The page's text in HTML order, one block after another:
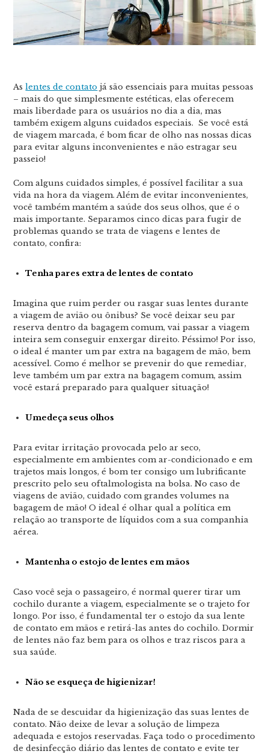
Aslentes de contato já são essenciais para muitas pessoas
– mais do que simplesmente estéticas, elas oferecem
mais liberdade para os usuários no dia a dia, mas
também exigem alguns cuidados especiais. Se você está
de viagem marcada, é bom ficar de olho nas nossas dicas
para evitar alguns inconvenientes e não estragar seu
passeio!
Com alguns cuidados simples, é possível facilitar a sua
vida na hora da viagem. Além de evitar inconvenientes,
você também mantém a saúde dos seus olhos, que é o
mais importante. Separamos cinco dicas para fugir de
problemas quando se trata de viagens e lentes de
contato, confira:
Tenha pares extra de lentes de contato
Imagina que ruim perder ou rasgar suas lentes durante
a viagem de avião ou ônibus? Se você deixar seu par
reserva dentro da bagagem comum, vai passar a viagem
inteira sem conseguir enxergar direito. Péssimo! Por isso,
o ideal é manter um par extra na bagagem de mão, bem
acessível. Como é melhor se prevenir do que remediar,
leve também um par extra na bagagem comum, assim
você estará preparado para qualquer situação!
Umedeça seus olhos
Para evitar irritação provocada pelo ar seco,
especialmente em ambientes com ar-condicionado e em
trajetos mais longos, é bom ter consigo um lubrificante
prescrito pelo seu oftalmologista na bolsa. No caso de
viagens de avião, cuidado com grandes volumes na
bagagem de mão! O ideal é olhar qual a política em
relação ao transporte de líquidos com a sua companhia
aérea.
Mantenha o estojo de lentes em mãos
Caso você seja o passageiro, é normal querer tirar um
cochilo durante a viagem, especialmente se o trajeto for
longo. Por isso, é fundamental ter o estojo da sua lente
de contato em mãos e retirá-las antes do cochilo. Dormir
de lentes não faz bem para os olhos e traz riscos para a
sua saúde.
Não se esqueça de higienizar!
Nada de se descuidar da higienização das suas lentes de
contato. Não deixe de levar a solução de limpeza
adequada e estojos reservadas. Faça todo o procedimento
de desinfecção diário das lentes de contato e evite ter